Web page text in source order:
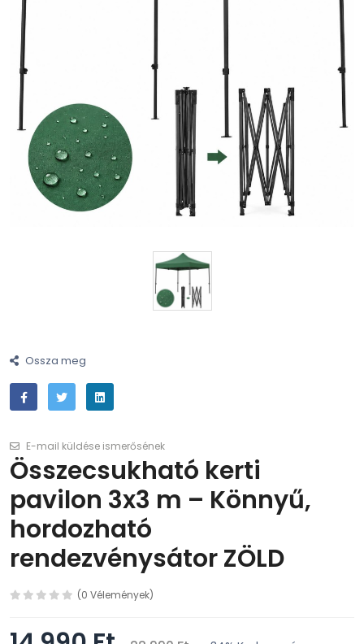
Ossza meg
E-mail küldése ismerősének
Összecsukható kerti
pavilon 3x3 m – Könnyű,
hordozható
rendezvénysátor ZÖLD
(0 Vélemények)